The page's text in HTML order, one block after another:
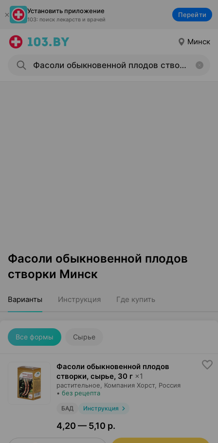
Установить приложение
103: поиск лекарств и врачей
Перейти
Минск
Фасоли обыкновенной плодов
створки Минск
Варианты Инструкция Где купить
Все формы Сырье
Фасоли обыкновенной плодов
створки, сырье, 30 г ×1
растительное, Компания Хорст, Россия
• без рецепта
БАД Инструкция
4,20 — 5,10 р.